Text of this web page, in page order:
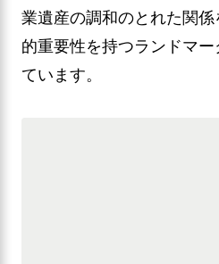
業遺産の調和のとれた関
的重要性を持つランドマ
ています。